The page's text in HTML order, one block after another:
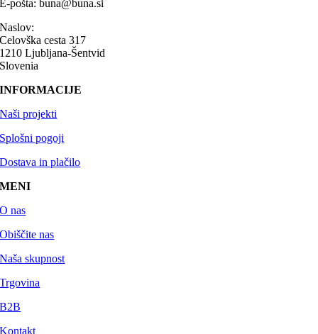
E-pošta: buna@buna.si
Naslov:
Celovška cesta 317
1210 Ljubljana-Šentvid
Slovenia
INFORMACIJE
Naši projekti
Splošni pogoji
Dostava in plačilo
MENI
O nas
Obiščite nas
Naša skupnost
Trgovina
B2B
Kontakt